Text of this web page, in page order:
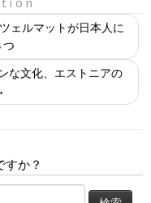
ェルマットが日本人に
つ
な文化、エストニアの
すか？